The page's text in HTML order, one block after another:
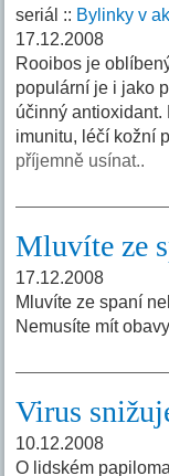
seriál :: Bylinky v
17.12.2008
Rooibos je
populární je i jako
účinný
imunitu, léčí kožní
příjemně usínat..
Mluvíte ze
17.12.2008
Mluvíte ze spaní
Nemusíte mít
Virus
10.12.2008
O lidském